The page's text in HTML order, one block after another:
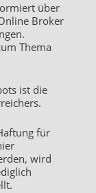
über
Broker
Thema
ist die
für
wird